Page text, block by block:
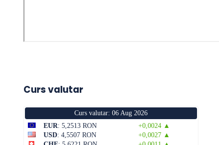
Curs valutar
Curs valutar: 06 Aug 2026
EUR: 5,2513 RON
+0,0024 ▲
USD: 4,5507 RON
+0,0027 ▲